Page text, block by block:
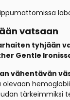
vatsaan
tyhjään
Gentle
vähentävän
tärkeimmiksi